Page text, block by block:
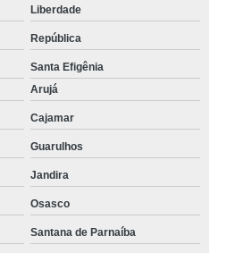
Liberdade
República
Santa Efigênia
Arujá
Cajamar
Guarulhos
Jandira
Osasco
Santana de Parnaíba